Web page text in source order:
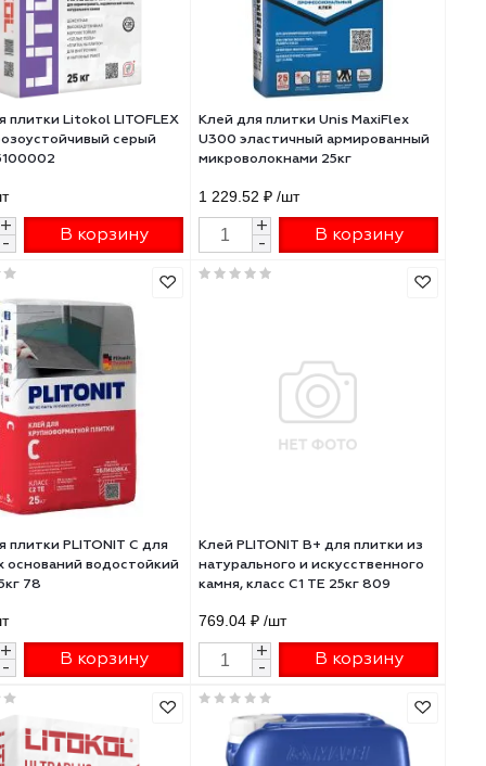
Клей для плитки Litokol LITOFLEX
25кг 075100002
+
микроволокнами
/шт
Клей для плитки PLITONIT С для
сложных оснований водостойкий
858 ₽ /шт
Клей PLITONIT В+
натурального и
камня, класс С1 ТЕ
769.04 ₽ /шт